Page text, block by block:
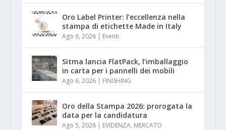
Oro Label Printer: l’eccellenza nella
stampa di etichette Made in Italy
Ago 6, 2026| Eventi
Sitma lancia FlatPack, l’imballaggio
in carta per i pannelli dei mobili
Ago 6, 2026| FINISHING
Oro della Stampa 2026: prorogata la
data per la candidatura
Ago 5, 2026| EVIDENZA, MERCATO